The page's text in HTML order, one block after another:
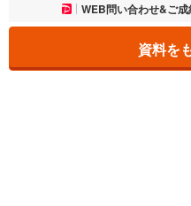
お気に入りに追加しました
WEB問い合わせ&ご成
資料を